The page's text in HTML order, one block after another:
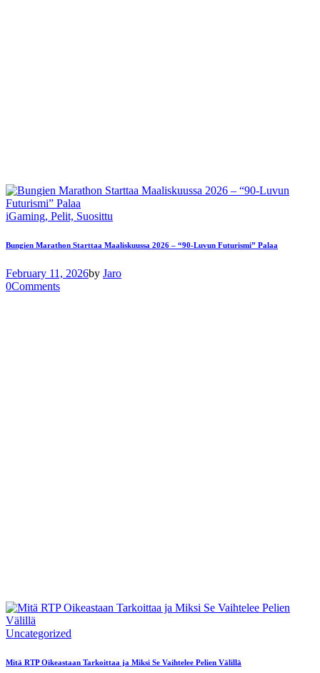
iGaming, Pelit, Suosittu
Bungien Marathon Starttaa Maaliskuussa 2026 – “90-Luvun Futurismi” Palaa
February 11, 2026by Jaro
0Comments
Uncategorized
Mitä RTP Oikeastaan ​​Tarkoittaa ja Miksi Se Vaihtelee Pelien Välillä